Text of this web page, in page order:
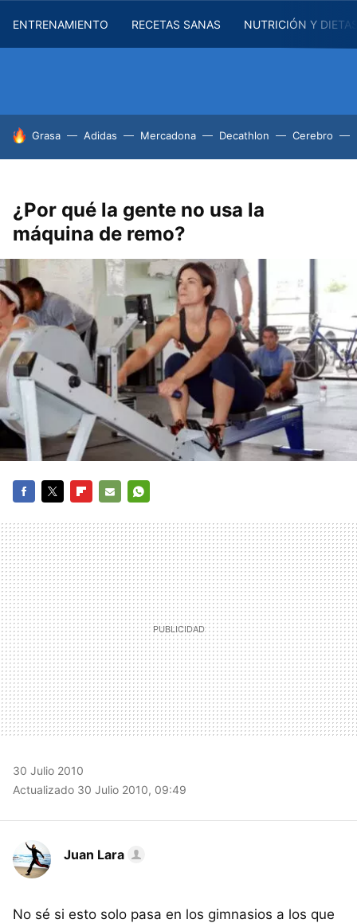
ENTRENAMIENTO RECETAS SANAS NUTRICIÓN Y
HOY SE HABLA DE
Grasa Adidas Mercadona Decathlon Cerebro
¿Por qué la gente no usa la
máquina de remo?
MAIL
30 Julio 2010
Actualizado 30 Julio 2010, 09:49
Juan Lara
No sé si esto solo pasa en los gimnasios a los que